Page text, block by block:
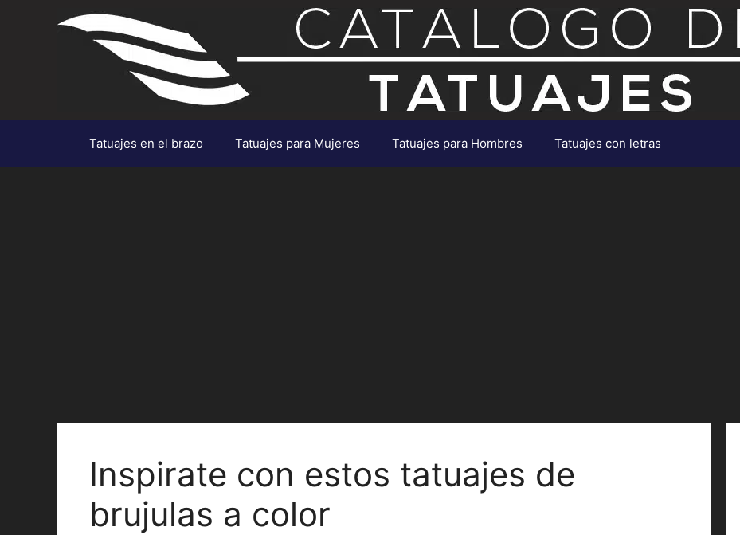
Tatuajes en el brazo Tatuajes para Mujeres Tatuajes para Hombres Tatuajes con letras
Inspirate con estos tatuajes de
brujulas a color